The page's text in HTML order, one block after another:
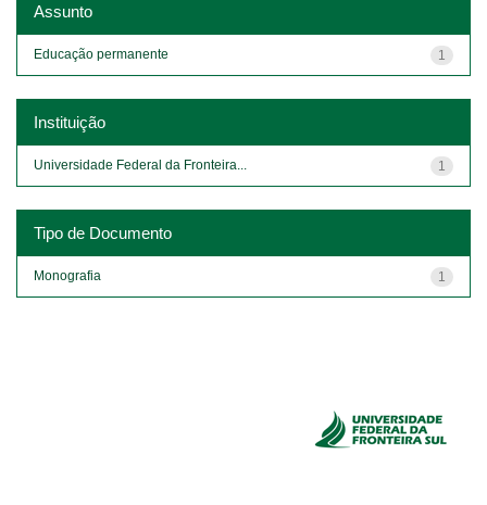
Assunto
1
Educação permanente
Instituição
1
Universidade Federal da Fronteira...
Tipo de Documento
1
Monografia